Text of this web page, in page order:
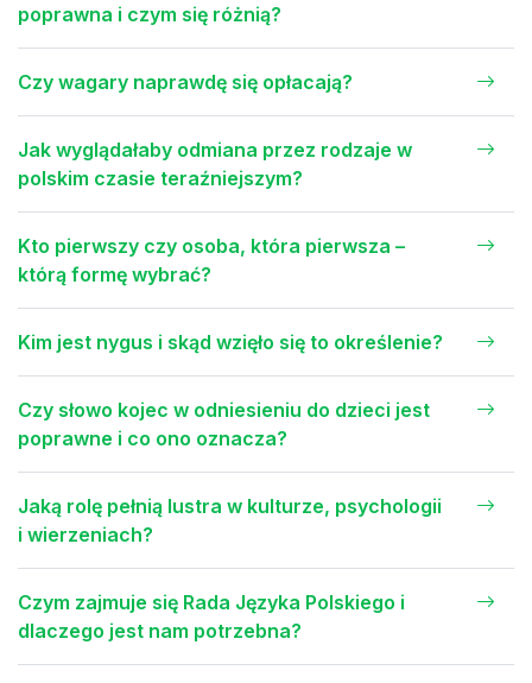
poprawna i czym się różnią?
Czy wagary naprawdę się opłacają?
Jak wyglądałaby odmiana przez rodzaje w
polskim czasie teraźniejszym?
Kto pierwszy czy osoba, która pierwsza –
którą formę wybrać?
Kim jest nygus i skąd wzięło się to określenie?
Czy słowo kojec w odniesieniu do dzieci jest
poprawne i co ono oznacza?
Jaką rolę pełnią lustra w kulturze, psychologii
i wierzeniach?
Czym zajmuje się Rada Języka Polskiego i
dlaczego jest nam potrzebna?